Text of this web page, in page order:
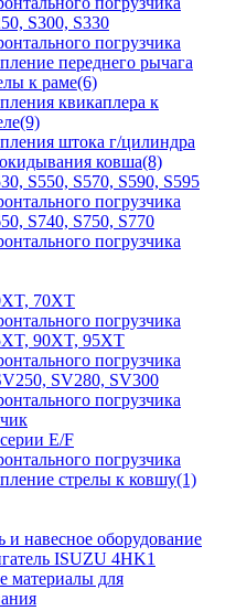
S300, S330
погрузчика
переднего рычага
к раме(6)
квикаплера к
штока г/цилиндра
ковша(8)
S550, S570, S590, S595
погрузчика
S740, S750, S770
погрузчика
70XT
погрузчика
90XT, 95XT
погрузчика
SV280, SV300
погрузчика
E/F
погрузчика
стрелы к ковшу(1)
и навесное оборудование
ISUZU 4HK1
материалы для